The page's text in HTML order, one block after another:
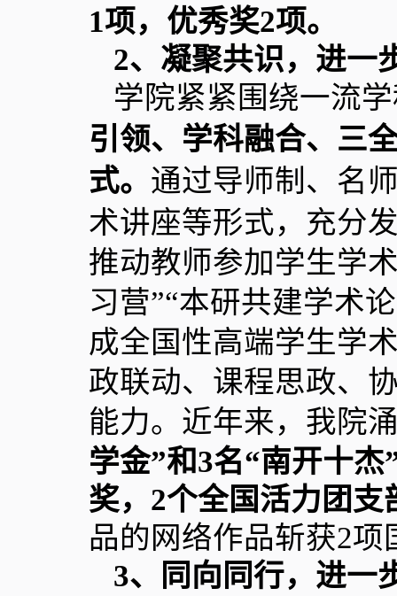
1项，优秀奖2项。
2、凝聚共识，进一
学院紧紧围绕一流
引领、学科融合、三
式。 通过导师制、名
术讲座等形式，充分
推动教师参加学生学
习营”“本研共建学术
成全国性高端学生学
政联动、课程思政、
能力。近年来，我院
学金”和3名“南开十杰
奖， 2个全国活力团支
品的网络作品斩获2项
3、同向同行，进一